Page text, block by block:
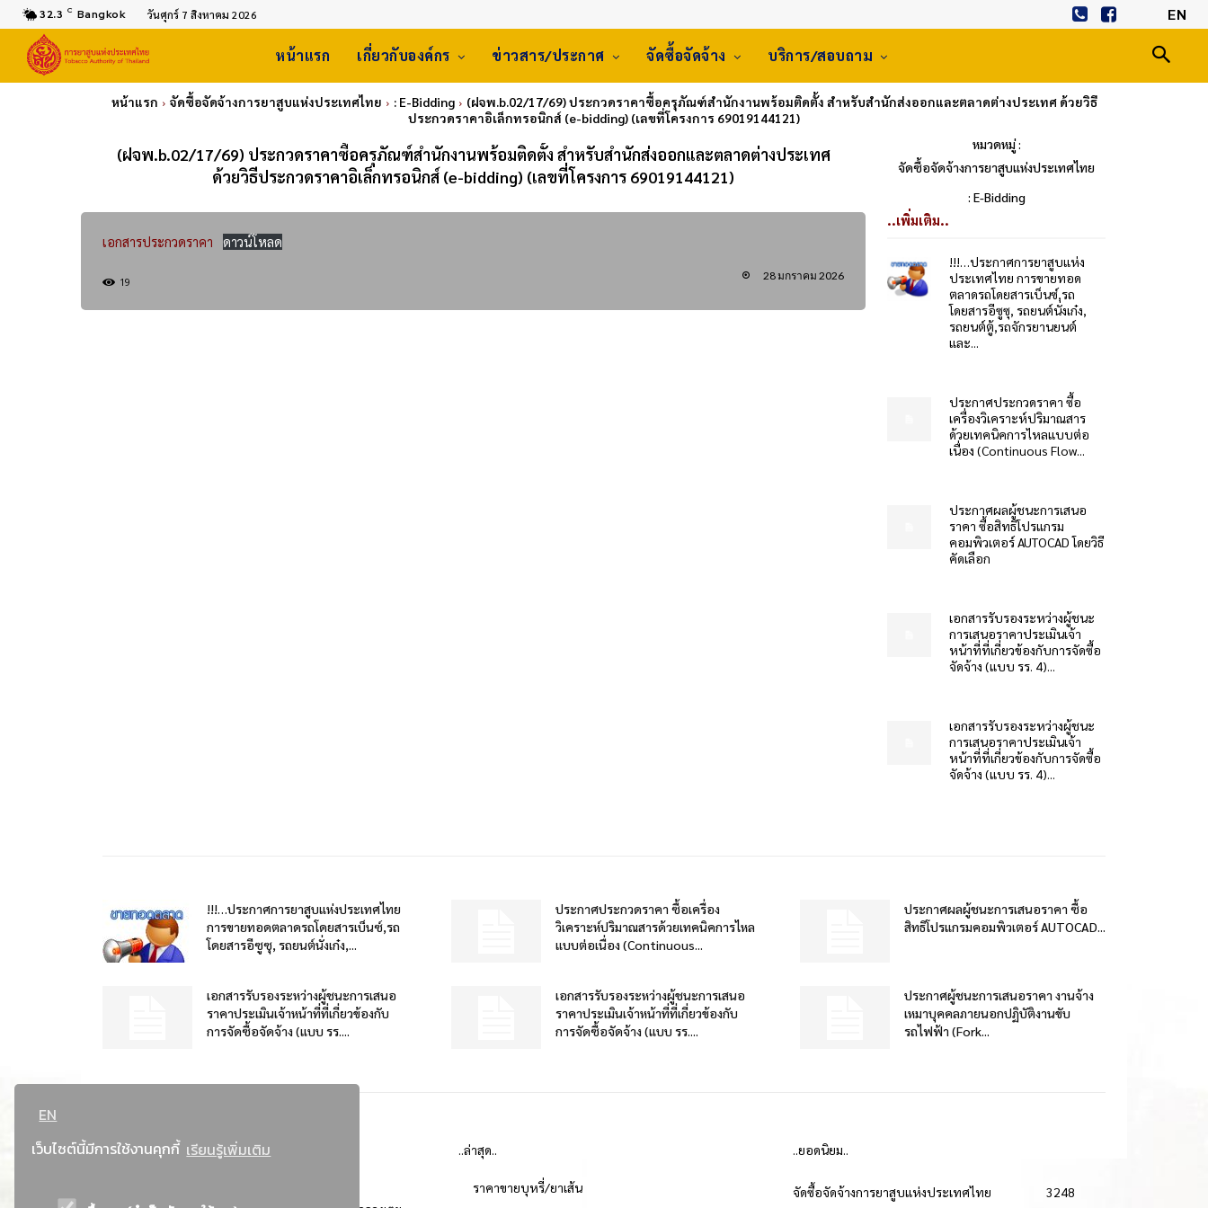
EN
เว็บไซต์นี้มีการใช้งานคุกกี้ เรียนรู้เพิ่มเติม
32.3 C Bangkok วันศุกร์ 7 สิงหาคม 2026 EN
หน้าแรก เกี่ยวกับองค์กร ข่าวสาร/ประกาศ จัดซื้อจัดจ้าง บริการ/สอบถาม
หน้าแรก จัดซื้อจัดจ้างการยาสูบแห่งประเทศไทย : E-Bidding
(ฝจพ.b.02/17/69) ประกวดราคาซื้อครุภัณฑ์สำนักงานพร้อมติดตั้ง สำหรับสำนักส่งออกและตลาดต่างประเทศ ด้วยวิธี
ประกวดราคาอิเล็กทรอนิกส์ (e-bidding) (เลขที่โครงการ 69019144121)
(ฝจพ.b.02/17/69) ประกวดราคาซื้อครุภัณฑ์สำนักงานพร้อมติดตั้ง สำหรับสำนักส่งออกและตลาดต่างประเทศ
ด้วยวิธีประกวดราคาอิเล็กทรอนิกส์ (e-bidding) (เลขที่โครงการ 69019144121)
หมวดหมู่ :
จัดซื้อจัดจ้างการยาสูบแห่งประเทศไทย
: E-Bidding
เอกสารประกวดราคา ดาวน์โหลด
19 28 มกราคม 2026
..เพิ่มเติม..
!!!…ประกาศการยาสูบแห่ง
ประเทศไทย การขายทอด
ตลาดรถโดยสารเบ็นซ์,รถ
โดยสารอีซูซุ, รถยนต์นั่งเก๋ง,
รถยนต์ตู้,รถจักรยานยนต์
และ...
ประกาศประกวดราคา ซื้อ
เครื่องวิเคราะห์ปริมาณสาร
ด้วยเทคนิคการไหลแบบต่อ
เนื่อง (Continuous Flow...
ประกาศผลผู้ชนะการเสนอ
ราคา ซื้อสิทธิโปรแกรม
คอมพิวเตอร์ AUTOCAD โดยวิธี
คัดเลือก
เอกสารรับรองระหว่างผู้ชนะ
การเสนอราคาประเมินเจ้า
หน้าที่ที่เกี่ยวข้องกับการจัดซื้อ
จัดจ้าง (แบบ รร. 4)...
เอกสารรับรองระหว่างผู้ชนะ
การเสนอราคาประเมินเจ้า
หน้าที่ที่เกี่ยวข้องกับการจัดซื้อ
จัดจ้าง (แบบ รร. 4)...
!!!…ประกาศการยาสูบแห่งประเทศไทย
การขายทอดตลาดรถโดยสารเบ็นซ์,รถ
โดยสารอีซูซุ, รถยนต์นั่งเก๋ง,...
ประกาศประกวดราคา ซื้อเครื่อง
วิเคราะห์ปริมาณสารด้วยเทคนิคการไหล
แบบต่อเนื่อง (Continuous...
ประกาศผลผู้ชนะการเสนอราคา ซื้อ
สิทธิโปรแกรมคอมพิวเตอร์ AUTOCAD...
เอกสารรับรองระหว่างผู้ชนะการเสนอ
ราคาประเมินเจ้าหน้าที่ที่เกี่ยวข้องกับ
การจัดซื้อจัดจ้าง (แบบ รร....
เอกสารรับรองระหว่างผู้ชนะการเสนอ
ราคาประเมินเจ้าหน้าที่ที่เกี่ยวข้องกับ
การจัดซื้อจัดจ้าง (แบบ รร....
ประกาศผู้ชนะการเสนอราคา งานจ้าง
เหมาบุคคลภายนอกปฏิบัติงานขับ
รถไฟฟ้า (Fork...
..ล่าสุด..
ราคาขายบุหรี่/ยาเส้น
..ยอดนิยม..
จัดซื้อจัดจ้างการยาสูบแห่งประเทศไทย 3248